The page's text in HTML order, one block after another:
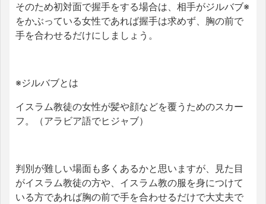
そのため初対面で握手をする場合は、相手がジルバブ※
をかぶっている女性であれば握手は求めず、胸の前で
手を合わせるだけにしましょう。
※ジルバブとは
イスラム教徒の女性が髪や顔などを覆うためのスカー
フ。（アラビア語でヒジャブ）
判別が難しい場面も多くあるかと思いますが、見た目
がイスラム教徒の方や、イスラム教の服を身につけて
いる方であれば胸の前で手を合わせるだけで大丈夫で